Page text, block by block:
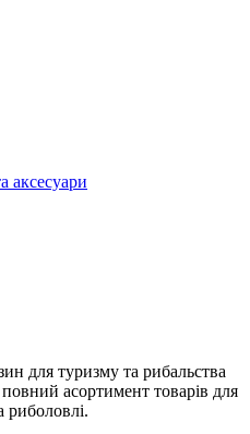
аксесуари
для туризму та рибальства
асортимент товарів для
риболовлі.